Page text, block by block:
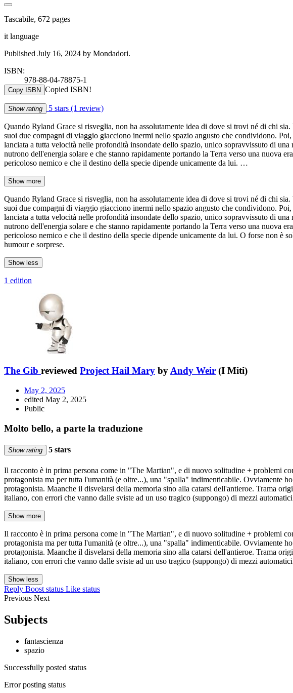
Tascabile, 672 pages
it language
Published July 16, 2024 by Mondadori.
ISBN:
978-88-04-78875-1
Copy ISBN Copied ISBN!
Show rating 5 stars (1 review)
Quando Ryland Grace si risveglia, non ha assolutamente idea di dove si trovi né di chi
suoi due compagni di viaggio giacciono inermi nello spazio angusto che condividono.
lanciata a tutta velocità nelle profondità insondate dello spazio, unico sopravvissuto di
nutrono dell'energia solare e che stanno rapidamente portando la Terra verso una nuova
pericoloso nemico e che il destino della specie dipende unicamente da lui. …
Show more
Quando Ryland Grace si risveglia, non ha assolutamente idea di dove si trovi né di chi
suoi due compagni di viaggio giacciono inermi nello spazio angusto che condividono.
lanciata a tutta velocità nelle profondità insondate dello spazio, unico sopravvissuto di
nutrono dell'energia solare e che stanno rapidamente portando la Terra verso una nuova
pericoloso nemico e che il destino della specie dipende unicamente da lui. O forse non è
humour e sorprese.
Show less
1 edition
The Gib reviewed Project Hail Mary byAndy Weir (I Miti)
May 2, 2025
edited May 2, 2025
Public
Molto bello, a parte la traduzione
Show rating 5 stars
Il racconto è in prima persona come in "The Martian", e di nuovo solitudine + problemi
protagonista ma per tutta l'umanità (e oltre...), una "spalla" indimenticabile. Ovviamente
protagonista. Maanche il disvelarsi della memoria sino alla catarsi dell'antieroe. Trama
italiano, con errori che vanno dalle sviste ad un uso tragico (suppongo) di mezzi
Show more
Il racconto è in prima persona come in "The Martian", e di nuovo solitudine + problemi
protagonista ma per tutta l'umanità (e oltre...), una "spalla" indimenticabile. Ovviamente
protagonista. Maanche il disvelarsi della memoria sino alla catarsi dell'antieroe. Trama
italiano, con errori che vanno dalle sviste ad un uso tragico (suppongo) di mezzi
Show less
Reply Boost status Like status
Previous Next
Subjects
fantascienza
spazio
Successfully posted status
Error posting status